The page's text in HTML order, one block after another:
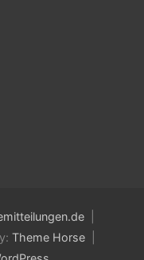
Theme Horse